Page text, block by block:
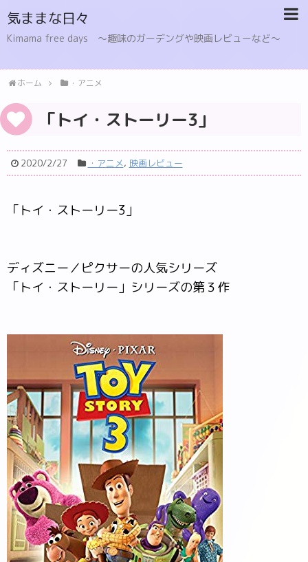
気ままな日々
Kimama free days 〜趣味のガーデングや映画レビューなど〜
ホーム ・アニメ
「トイ・ストーリー3」
2020/2/27 ・アニメ, 映画レビュー
「トイ・ストーリー3」
ディズニー／ピクサーの人気シリーズ
「トイ・ストーリー」シリーズの第３作